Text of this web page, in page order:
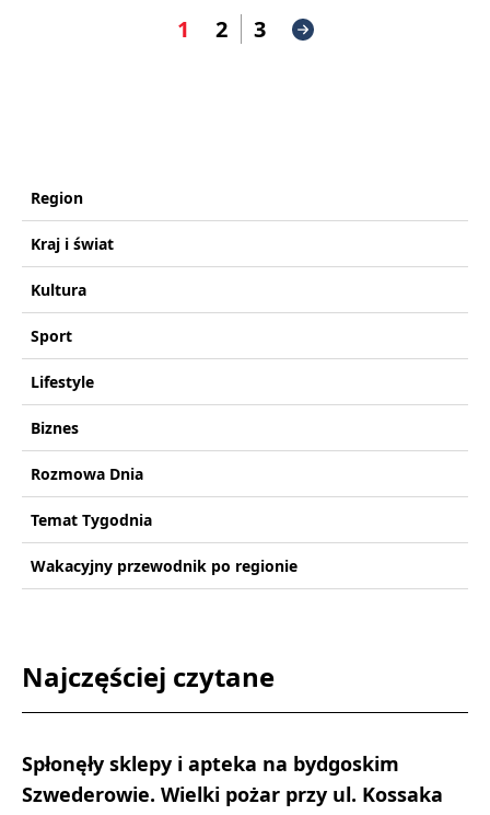
1 2 3
Region
Kraj i świat
Kultura
Sport
Lifestyle
Biznes
Rozmowa Dnia
Temat Tygodnia
Wakacyjny przewodnik po regionie
Najczęściej czytane
Spłonęły sklepy i apteka na bydgoskim
Szwederowie. Wielki pożar przy ul. Kossaka